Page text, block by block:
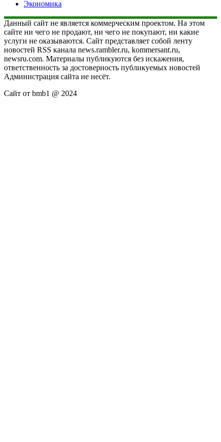
Экономика
Данный сайт не является коммерческим проектом. На этом
сайте ни чего не продают, ни чего не покупают, ни какие
услуги не оказываются. Сайт представляет собой ленту
новостей RSS канала news.rambler.ru, kommersant.ru,
newsru.com. Материалы публикуются без искажения,
ответственность за достоверность публикуемых новостей
Администрация сайта не несёт.
Сайт от bmb1 @ 2024